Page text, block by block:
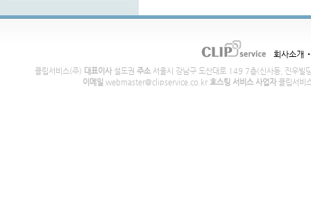
회사소개
클립서비스(주) 대표이사설도권 주소서울시 강남구 도산대로 149 7층(신사동, 진우빌
이메일 webmaster@clipservice.co.kr 호스팅 서비스 사업자클립서비